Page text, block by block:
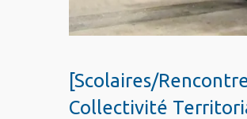
[Scolaires/
Collectivité